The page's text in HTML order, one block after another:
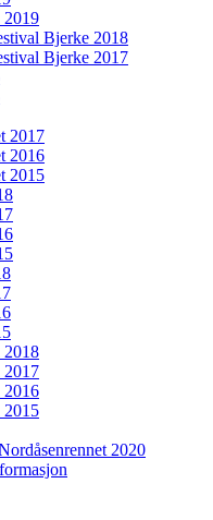
2019
Bjerke 2018
Bjerke 2017
2017
2016
2015
2018
2017
2016
2015
2020